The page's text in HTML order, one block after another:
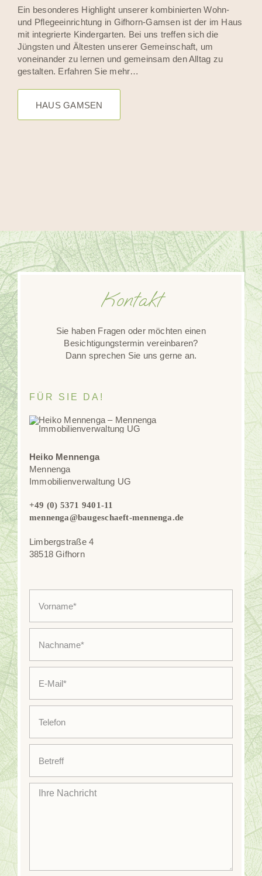
Ein besonderes Highlight unserer kombinierten Wohn-
und Pflegeeinrichtung in Gifhorn-Gamsen ist der im Haus
mit integrierte Kindergarten. Bei uns treffen sich die
Jüngsten und Ältesten unserer Gemeinschaft, um
voneinander zu lernen und gemeinsam den Alltag zu
gestalten. Erfahren Sie mehr…
HAUS GAMSEN
Kontakt
Sie haben Fragen oder möchten einen
Besichtigungstermin vereinbaren?
Dann sprechen Sie uns gerne an.
FÜR SIE DA!
Heiko Mennenga
Mennenga
Immobilienverwaltung UG
+49 (0) 5371 9401-11
mennenga@baugeschaeft-mennenga.de
Limbergstraße 4
38518 Gifhorn